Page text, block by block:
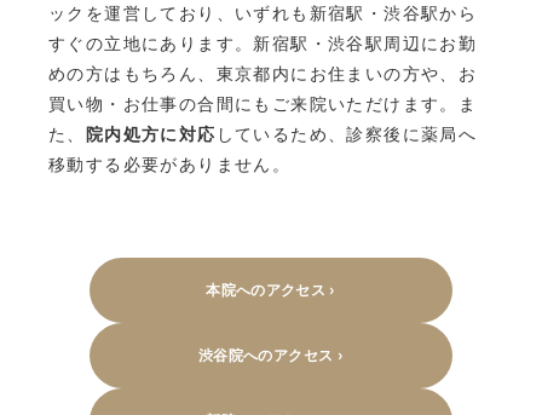
ックを運営しており、いずれも新宿駅・渋谷駅から
すぐの立地にあります。新宿駅・渋谷駅周辺にお勤
めの方はもちろん、東京都内にお住まいの方や、お
買い物・お仕事の合間にもご来院いただけます。ま
た、 院内処方に対応 しているため、診察後に薬局へ
移動する必要がありません。
本院へのアクセス ›
渋谷院へのアクセス ›